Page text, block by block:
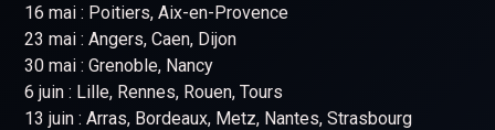
16 mai : Poitiers, Aix-en-Provence
23 mai : Angers, Caen, Dijon
30 mai : Grenoble, Nancy
6 juin : Lille, Rennes, Rouen, Tours
13 juin : Arras, Bordeaux, Metz, Nantes, Strasbourg